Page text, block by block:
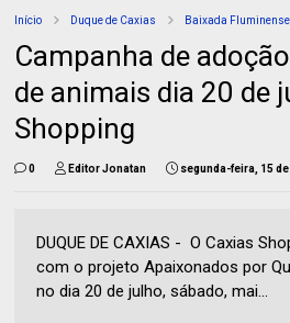
Início Duque de Caxias Baixada Fluminense
Campanha de
de animais dia 20 de
Shopping
0 Editor Jonatan segunda-feira, 15
DUQUE DE CAXIAS - O Caxias
com o projeto Apaixonados por
no dia 20 de julho, sábado, mai...